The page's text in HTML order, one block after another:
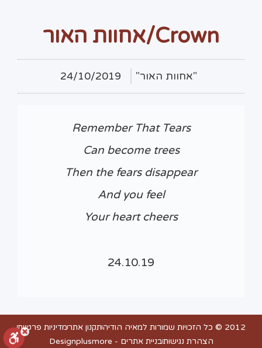
Crown/אחוות האור
"אחוות האור" 24/10/2019
Remember That Tears
Can become trees
Then the fears disappear
And you feel
Your heart cheers
24.10.19
2012 © כל הזכויות שמורות למאיה הודיה תקנון אתרמדיניות פרטיות
הצהרת נגישותבניית אתרים - Designplusmore